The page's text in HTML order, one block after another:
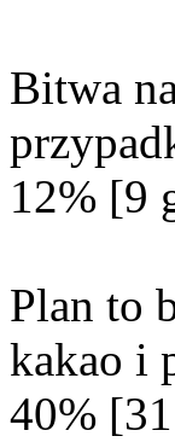
Bitwa
12% [9
Plan to
kakao i
40%